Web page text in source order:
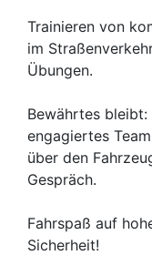
Trainieren von
im
Übungen.
Bewährtes
engagiertes
über den
Gespräch.
Fahrspaß auf
Sicherheit!